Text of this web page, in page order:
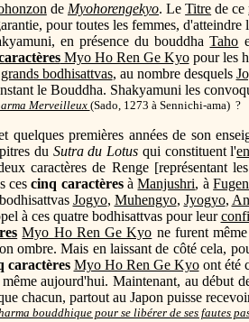
de Myohorengekyo. LeTitre de ce
pour toutes les femmes, d'atteindre
en présence du bouddhaTaho
Myo Ho Ren Ge Kyopour les
bodhisattvas, au nombre desquels
le Bouddha. Shakyamuni les
Merveilleux (Sado, 1273 à Sennichi-ama) ?
quelques premières années de son
du Sutra du Lotus qui constituent l'
caractères de Renge [représentant
cescinq caractèresàManjushri, àFugen
Jogyo, Muhengyo, Jyogyo,
à ces quatre bodhisattvas pour leur
Myo Ho Ren Ge Kyo ne furent
ombre. Mais en laissant de côté cela,
caractères Myo Ho Ren Ge Kyoont été
aujourd'hui. Maintenant, au début
chacun, partout au Japon puisse
bouddhique pour se libérer de ses fautes